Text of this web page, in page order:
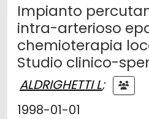
Impianto
intra-arterioso
chemioterapia
Studio clinico-
ALDRIGHETTI L;
1998-01-01